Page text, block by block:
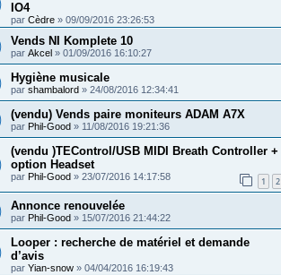
IO4
par Cèdre » 09/09/2016 23:26:53
Vends NI Komplete 10
par Akcel » 01/09/2016 16:10:27
Hygiène musicale
par shambalord » 24/08/2016 12:34:41
(vendu) Vends paire moniteurs ADAM A7X
par Phil-Good » 11/08/2016 19:21:36
(vendu )TEControl/USB MIDI Breath Controller +
option Headset
par Phil-Good » 23/07/2016 14:17:58 1 2
Annonce renouvelée
par Phil-Good » 15/07/2016 21:44:22
Looper : recherche de matériel et demande
d’avis
par Yian-snow » 04/04/2016 16:19:43